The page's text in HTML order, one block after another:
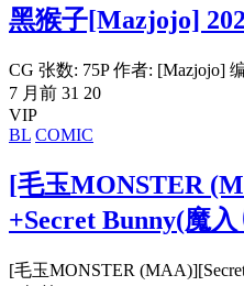
黑猴子[Mazjojo]
CG 张数: 75P 作者: [Mazjojo]
7 月前 31 20
VIP
BL COMIC
[毛玉MONSTER
+Secret Bunny(魔
[毛玉MONSTER